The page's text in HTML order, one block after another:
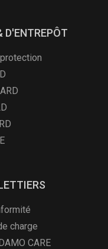
D'ENTREPÔT
charge
CARE